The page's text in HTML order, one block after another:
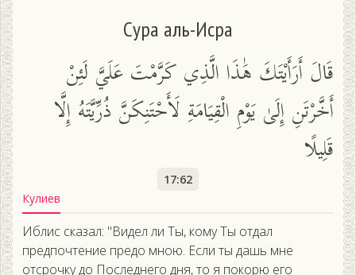
Сура аль-Исра
قَالَ أَرَأَيْتَكَ هَٰذَا الَّذِي كَرَّمْتَ عَلَيَّ لَئِنْ
أَخَّرْتَنِ إِلَىٰ يَوْمِ الْقِيَامَةِ لَأَحْتَنِكَنَّ ذُرِّيَّتَهُ إِلَّا
قَلِيلًا
17:62
Кулиев
Иблис сказал: "Видел ли Ты, кому Ты отдал
предпочтение предо мною. Если ты дашь мне
отсрочку до Последнего дня, то я покорю его